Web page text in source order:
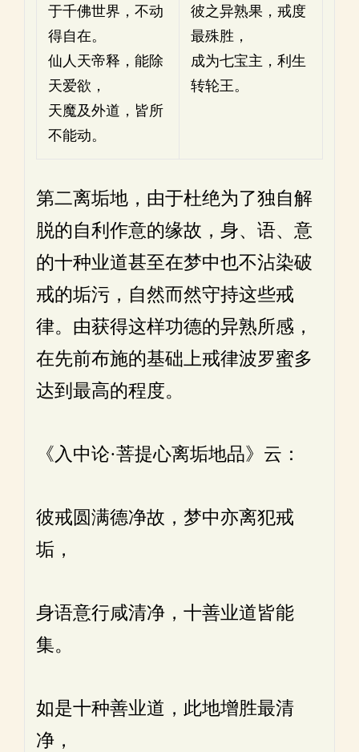
于千佛世界，不动
得自在。
仙人天帝释，能除
天爱欲，
天魔及外道，皆所
不能动。
彼之异熟果，戒度
最殊胜，
成为七宝主，利生
转轮王。
第二离垢地，由于杜绝为了独自解
脱的自利作意的缘故，身、语、意
的十种业道甚至在梦中也不沾染破
戒的垢污，自然而然守持这些戒
律。由获得这样功德的异熟所感，
在先前布施的基础上戒律波罗蜜多
达到最高的程度。
《入中论·菩提心离垢地品》云：
彼戒圆满德净故，梦中亦离犯戒
垢，
身语意行咸清净，十善业道皆能
集。
如是十种善业道，此地增胜最清
净，